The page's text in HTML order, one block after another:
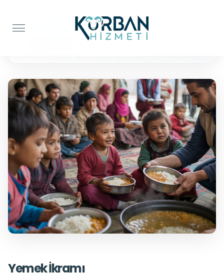
Yemek İkramı
Yemek İkramı